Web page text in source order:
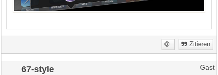
Zitieren
67-style Gast